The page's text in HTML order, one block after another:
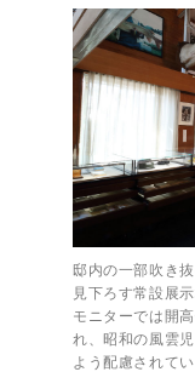
邸内の一部吹き
見下ろす常設展
モニターでは開
れ、昭和の風雲
よう配慮されてい